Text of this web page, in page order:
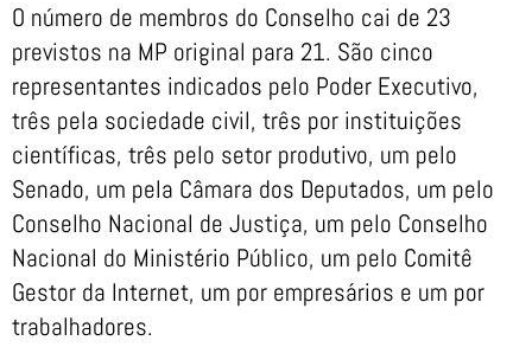
O número de membros do Conselho cai de 23
previstos na MP original para 21. São cinco
representantes indicados pelo Poder Executivo,
três pela sociedade civil, três por instituições
científicas, três pelo setor produtivo, um pelo
Senado, um pela Câmara dos Deputados, um pelo
Conselho Nacional de Justiça, um pelo Conselho
Nacional do Ministério Público, um pelo Comitê
Gestor da Internet, um por empresários e um por
trabalhadores.